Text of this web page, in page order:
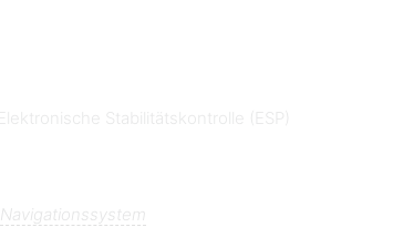
Elektronische Stabilitätskontrolle (ESP)
Navigationssystem